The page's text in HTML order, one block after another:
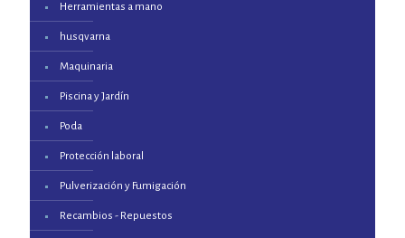
Herramientas a mano
husqvarna
Maquinaria
Piscina y Jardín
Poda
Protección laboral
Pulverización y Fumigación
Recambios - Repuestos